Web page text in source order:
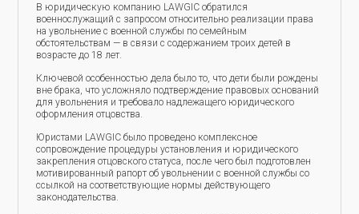
В юридическую компанию LAWGIC обратился
военнослужащий с запросом относительно реализации права
на увольнение с военной службы по семейным
обстоятельствам — в связи с содержанием троих детей в
возрасте до 18 лет.
Ключевой особенностью дела было то, что дети были рождены
вне брака, что усложняло подтверждение правовых оснований
для увольнения и требовало надлежащего юридического
оформления отцовства.
Юристами LAWGIC было проведено комплексное
сопровождение процедуры установления и юридического
закрепления отцовского статуса, после чего был подготовлен
мотивированный рапорт об увольнении с военной службы со
ссылкой на соответствующие нормы действующего
законодательства.